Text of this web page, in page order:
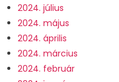
2024. július
2024. május
2024. április
2024. március
2024. február